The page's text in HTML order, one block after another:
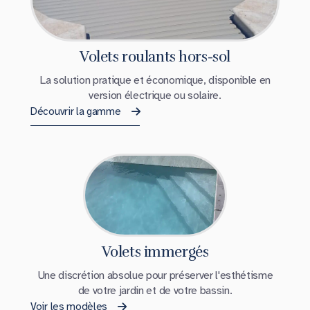
Volets roulants hors-sol
La solution pratique et économique, disponible en
version électrique ou solaire.
Découvrir la gamme
Volets immergés
Une discrétion absolue pour préserver l'esthétisme
de votre jardin et de votre bassin.
Voir les modèles